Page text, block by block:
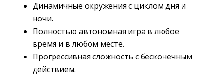
Динамичные окружения с циклом дня и
ночи.
Полностью автономная игра в любое
время и в любом месте.
Прогрессивная сложность с бесконечным
действием.